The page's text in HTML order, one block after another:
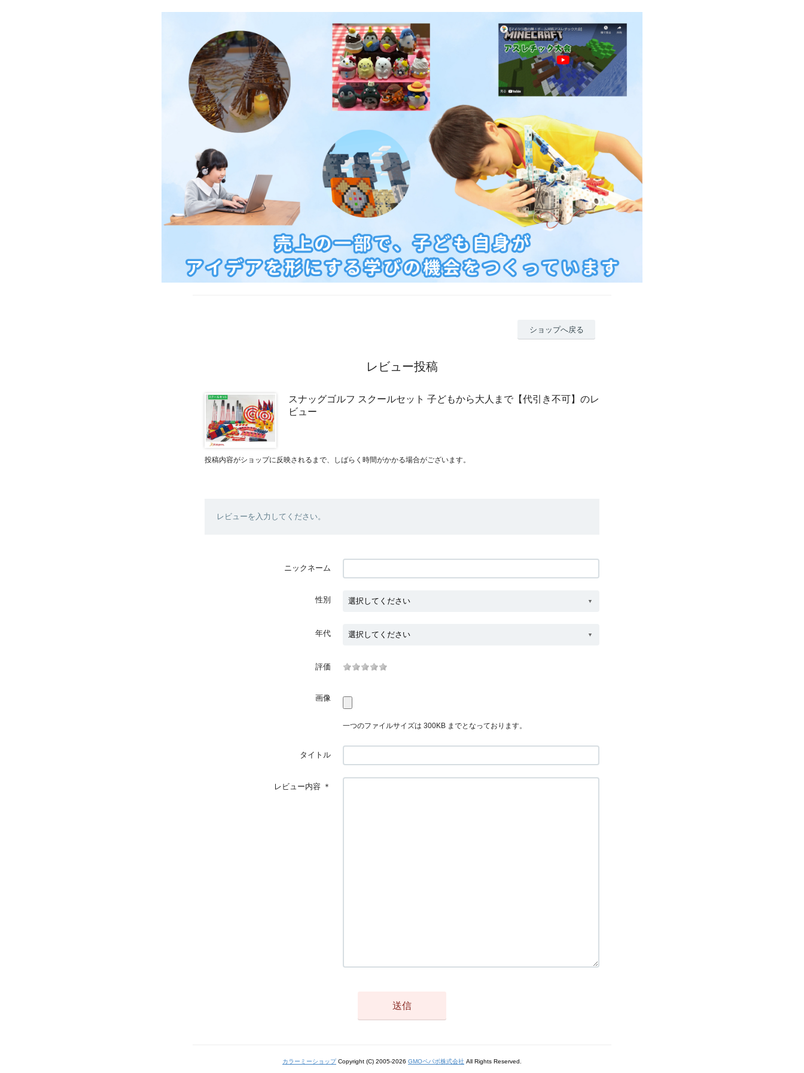
ショップへ戻る
レビュー投稿
スナッグゴルフ スクールセット 子どもから大人まで【代引き不可】のレ
ビュー
投稿内容がショップに反映されるまで、しばらく時間がかかる場合がございます。
レビューを入力してください。
ニックネーム
性別
年代
評価
画像
一つのファイルサイズは 300KB までとなっております。
タイトル
レビュー内容 ＊
カラーミーショップCopyright (C) 2005-2026 GMOペパボ株式会社 All Rights Reserved.